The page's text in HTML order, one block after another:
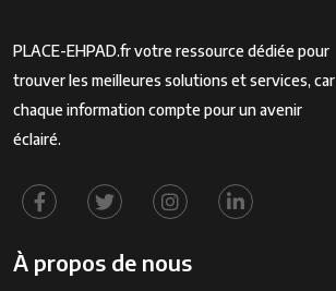
PLACE-EHPAD.fr votre ressource dédiée pour
trouver les meilleures solutions et services, car
chaque information compte pour un avenir
éclairé.
À propos de nous